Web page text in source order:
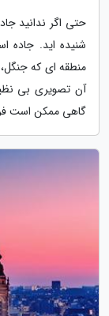
حتی اگر ندانید
شنیده اید. جاده
منطقه ای که
آن تصویری بی
گاهی ممکن است